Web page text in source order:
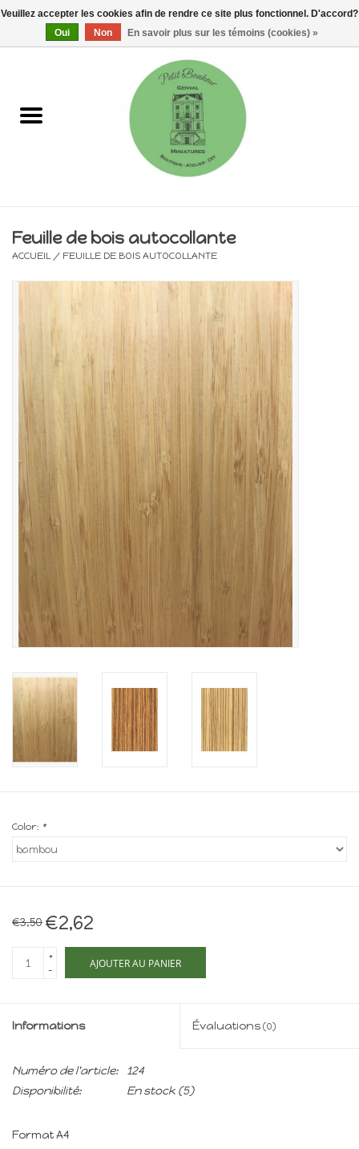
0 Articles - €0,00
Maisons, vitrines & kits
Electricité
Pièces uniques & objets de
collection
Fournitures bricolage
Bois
Noël
Halloween
Vintage & Occasion
Maison de souris
miniature - The Mouse
Mansion
Mon site
Feuille de bois autocollante
ACCUEIL / FEUILLE DE BOIS AUTOCOLLANTE
Color: *
€3,50 €2,62
+
-
AJOUTER AU PANIER
Informations Évaluations (0)
Numéro de l'article:
124
Disponibilité:
En stock (5)
Format A4
Veuillez accepter les cookies afin de rendre ce site plus fonctionnel. D'accord?
Oui
Non En savoir plus sur les témoins (cookies) »